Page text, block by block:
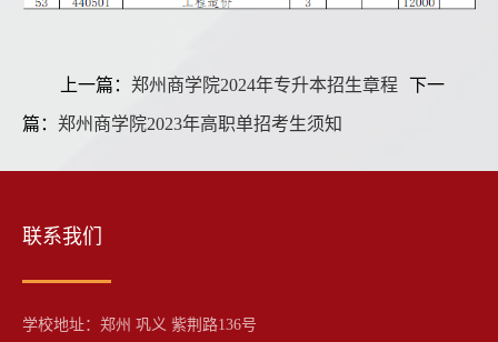
上一篇： 郑州商学院2024年专升本招生章程 下一
篇： 郑州商学院2023年高职单招考生须知
联系我们
学校地址：郑州 巩义 紫荆路136号